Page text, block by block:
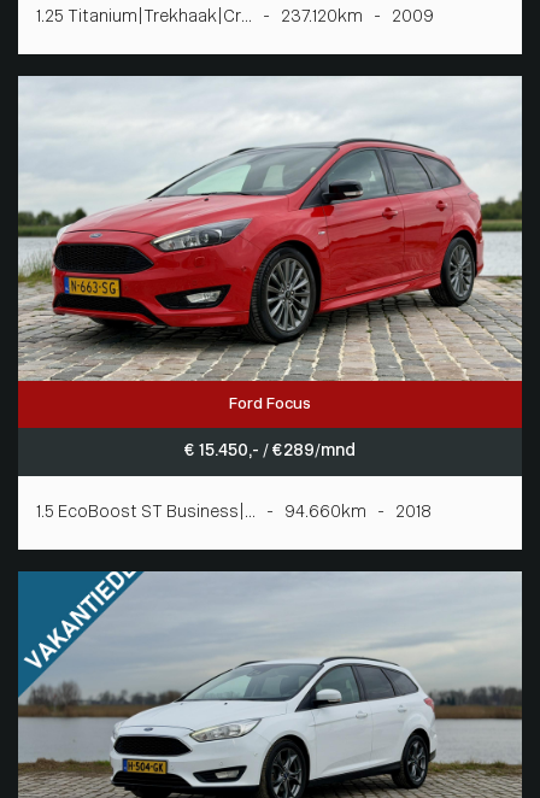
1.25 Titanium|Trekhaak|Cr... - 237.120km - 2009
Ford Focus
€ 15.450,- / € 289/mnd
1.5 EcoBoost ST Business|... - 94.660km - 2018